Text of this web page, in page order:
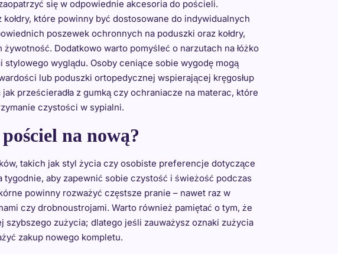
się w odpowiednie akcesoria do pościeli.
które powinny być dostosowane do indywidualnych
poszewek ochronnych na poduszki oraz kołdry,
Dodatkowo warto pomyśleć o narzutach na łóżko
wyglądu. Osoby ceniące sobie wygodę mogą
lub poduszki ortopedycznej wspierającej kręgosłup
prześcieradła z gumką czy ochraniacze na materac, które
czystości w sypialni.
na nową?
takich jak styl życia czy osobiste preferencje dotyczące
aby zapewnić sobie czystość i świeżość podczas
powinny rozważyć częstsze pranie – nawet raz w
czy drobnoustrojami. Warto również pamiętać o tym, że
zużycia; dlatego jeśli zauważysz oznaki zużycia
zakup nowego kompletu.